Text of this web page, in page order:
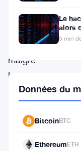
part
des
investisseurs
malgré
la
volatilité
marché.
Le
alors
entre
5 min
Données du
BitcoinBTC
EthereumETH